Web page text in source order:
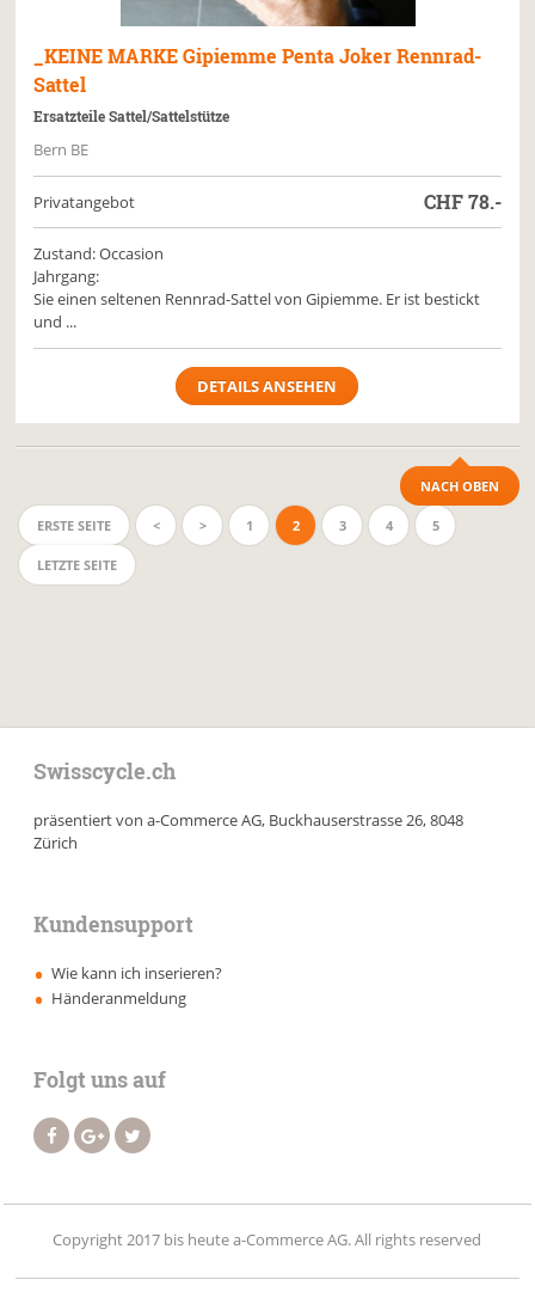
_KEINE MARKE Gipiemme Penta Joker Rennrad-
Sattel
Ersatzteile Sattel/Sattelstütze
Bern BE
Privatangebot CHF78.-
Zustand: Occasion
Jahrgang:
Sie einen seltenen Rennrad-Sattel von Gipiemme. Er ist bestickt
und ...
DETAILS ANSEHEN
NACH OBEN
ERSTE SEITE < > 1 2 3 4 5
LETZTE SEITE
Swisscycle.ch
präsentiert von a-Commerce AG, Buckhauserstrasse 26, 8048
Zürich
Kundensupport
Wie kann ich inserieren?
Händeranmeldung
Folgt uns auf
Copyright 2017 bis heute a-Commerce AG. All rights reserved